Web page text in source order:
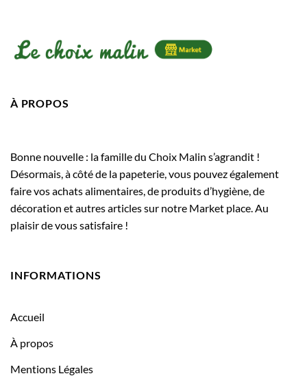
À PROPOS
Bonne nouvelle : la famille du Choix Malin s’agrandit !
Désormais, à côté de la papeterie, vous pouvez également
faire vos achats alimentaires, de produits d’hygiène, de
décoration et autres articles sur notre Market place. Au
plaisir de vous satisfaire !
INFORMATIONS
Accueil
À propos
Mentions Légales